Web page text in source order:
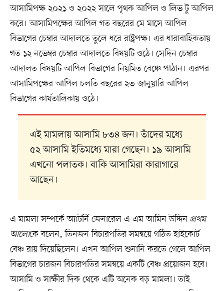
আসামিপক্ষ ২০২১ ও ২০২২ সালে পৃথক আপিল ও লিভ টু আপিল
করে। আসামিপক্ষের আপিল গত বছরের মে মাসে আপিল
বিভাগের চেম্বার আদালতে তুলে ধরে রাষ্ট্রপক্ষ। এর ধারাবাহিকতায়
গত ১২ নভেম্বর চেম্বার আদালতে বিষয়টি ওঠে। সেদিন চেম্বার
আদালত বিষয়টি আপিল বিভাগের নিয়মিত বেঞ্চে পাঠান। এরপর
আসামিপক্ষের আপিল চলতি বছরের ২৩ জানুয়ারি আপিল
বিভাগের কার্যতালিকায় ওঠে।
এই মামলায় আসামি ৮৩৪ জন। তাঁদের মধ্যে
৫২ আসামি ইতিমধ্যে মারা গেছেন। ১৯ আসামি
এখনো পলাতক। বাকি আসামিরা কারাগারে
আছেন।
এ মামলা সম্পর্কে অ্যাটর্নি জেনারেল এ এম আমিন উদ্দিন প্রথম
আলোকে বলেন, তিনজন বিচারপতির সমন্বয়ে গঠিত হাইকোর্ট
বেঞ্চ রায় দিয়েছিলেন। এখন আপিল শুনানি করতে গেলে আপিল
বিভাগের চারজন বিচারপতির সমন্বয়ে একটি বেঞ্চ প্রয়োজন হবে।
আসামি ও সাক্ষীর দিক থেকে এটি অনেক বড় মামলা। তাই